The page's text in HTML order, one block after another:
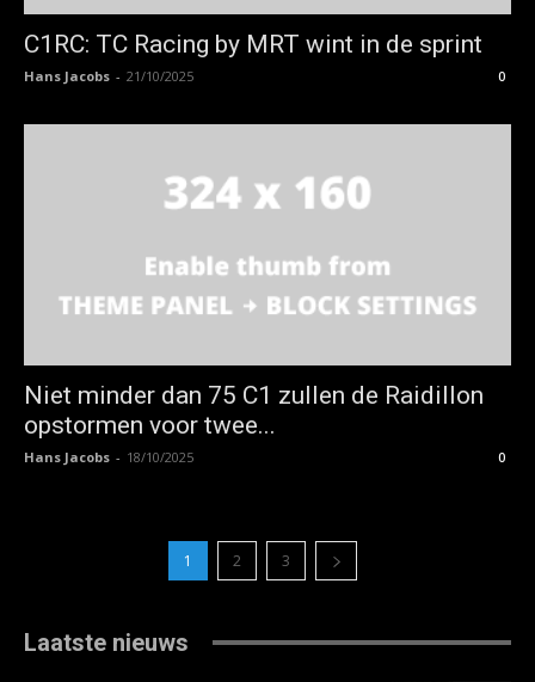
C1RC: TC Racing by MRT wint in de sprint
Hans Jacobs - 21/10/2025 0
Niet minder dan 75 C1 zullen de Raidillon
opstormen voor twee...
Hans Jacobs - 18/10/2025 0
1 2 3
Laatste nieuws